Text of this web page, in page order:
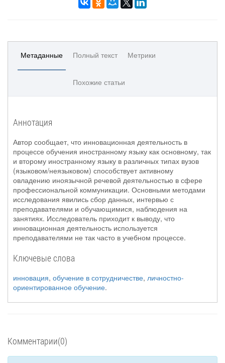
Метаданные Полный текст Метрики
Похожие статьи
Аннотация
Автор сообщает, что инновационная деятельность в
процессе обучения иностранному языку как основному, так
и второму иностранному языку в различных типах вузов
(языковом/неязыковом) способствует активному
овладению иноязычной речевой деятельностью в сфере
профессиональной коммуникации. Основными методами
исследования явились сбор данных, интервью с
преподавателями и обучающимися, наблюдения на
занятиях. Исследователь приходит к выводу, что
инновационная деятельность используется
преподавателями не так часто в учебном процессе.
Ключевые слова
инновация, обучение в сотрудничестве, личностно-
ориентированное обучение.
Комментарии(0)